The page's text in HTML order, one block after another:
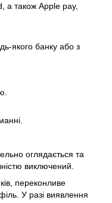
а також Apple pay,
якого банку або з
оглядається та
виключений.
переконливе
У разі виявлення